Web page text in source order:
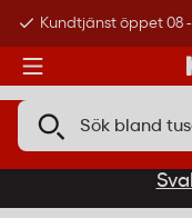
Kundtjänst öppet 08